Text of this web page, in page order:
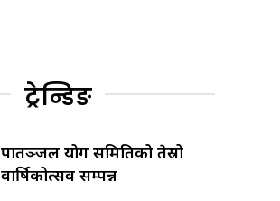
ट्रेन्डिङ
पातञ्जल योग समितिको तेस्रो
वार्षिकोत्सव सम्पन्न